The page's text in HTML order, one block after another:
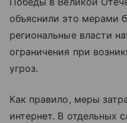
объяснили это мерами
региональные власти
ограничения при
угроз.
Как правило, меры
интернет. В отдельных